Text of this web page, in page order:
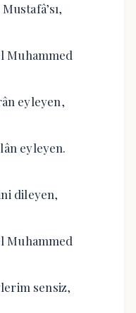
Muhammed
eyleyen,
eyleyen.
dileyen,
Muhammed
sensiz,